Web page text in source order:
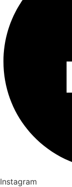
Instagram